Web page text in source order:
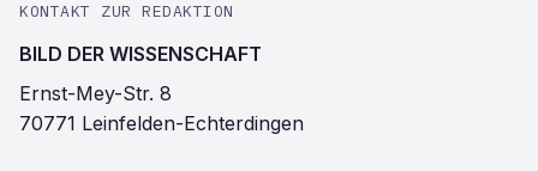
KONTAKT ZUR REDAKTION
BILD DER WISSENSCHAFT
Ernst-Mey-Str. 8
70771 Leinfelden-Echterdingen